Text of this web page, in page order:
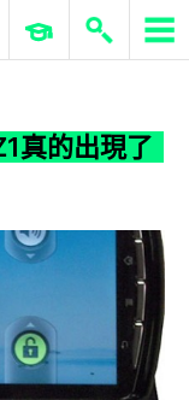
ERP 與商業 AI
真的出現了